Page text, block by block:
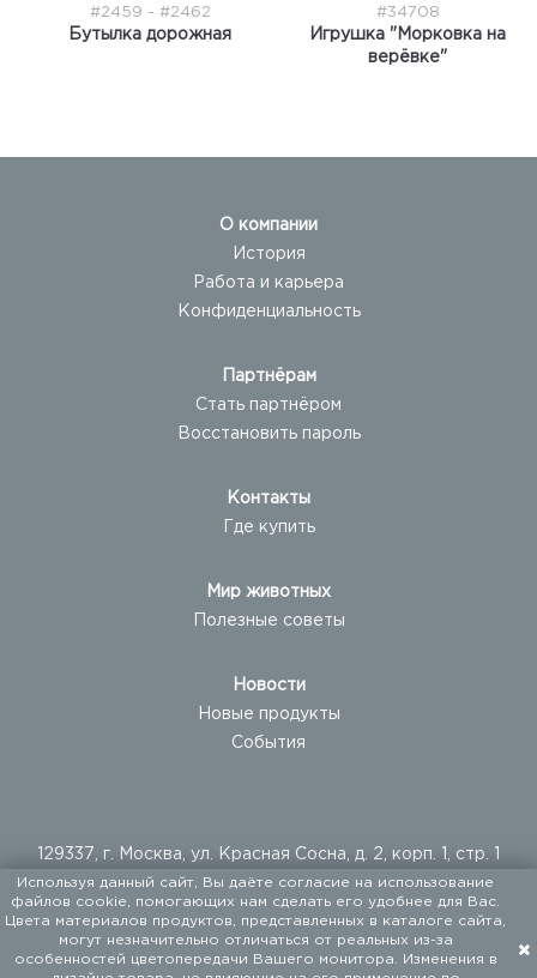
#2459 - #2462
Бутылка дорожная
#34708
Игрушка "Морковка на
верёвке"
О компании
История
Работа и карьера
Конфиденциальность
Партнёрам
Стать партнёром
Восстановить пароль
Контакты
Где купить
Мир животных
Полезные советы
Новости
Новые продукты
События
129337, г. Москва, ул. Красная Сосна, д. 2, корп. 1, стр. 1
+ 7 (495) 960-20-40
+ 7 (495) 122-25-18
ООО «ФАЛКОН ПЕТ». Мы поставляем товары для
Используя данный сайт, Вы даёте согласие на использование
файлов cookie, помогающих нам сделать его удобнее для Вас.
Цвета материалов продуктов, представленных в каталоге сайта,
могут незначительно отличаться от реальных из-за
особенностей цветопередачи Вашего монитора. Изменения в